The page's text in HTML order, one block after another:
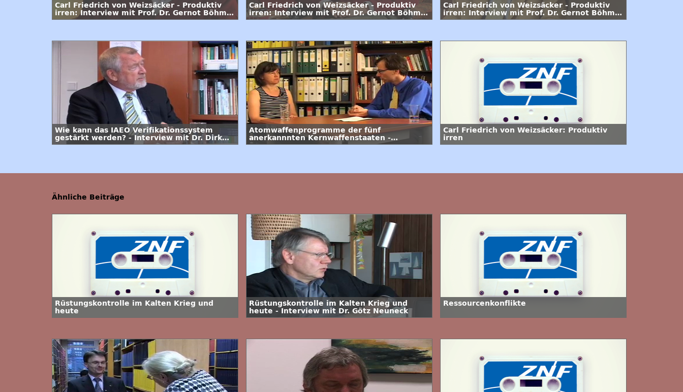
Carl Friedrich von Weizsäcker - Produktiv
irren: Interview mit Prof. Dr. Gernot Böhme
/ 3. Folge
Carl Friedrich von Weizsäcker - Produktiv
irren: Interview mit Prof. Dr. Gernot Böhme
/ 2. Folge
Carl Friedrich von Weizsäcker - Produktiv
irren: Interview mit Prof. Dr. Gernot Böhme
/ 1. Folge
Wie kann das IAEO Verifikationssystem
gestärkt werden? - Interview mit Dr. Dirk
Schriefer
Atomwaffenprogramme der fünf
anerkannnten Kernwaffenstaaten -
Interview mit Dr. Annette Schaper
Carl Friedrich von Weizsäcker: Produktiv
irren
Ähnliche Beiträge
Rüstungskontrolle im Kalten Krieg und
heute
Rüstungskontrolle im Kalten Krieg und
heute - Interview mit Dr. Götz Neuneck
Ressourcenkonflikte